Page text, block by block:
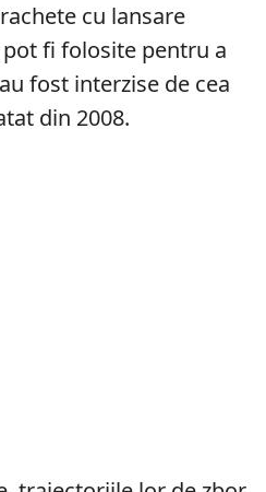
cu lansare
fi folosite pentru a
fost interzise de cea
din 2008.